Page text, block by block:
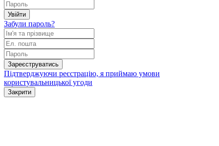
Увійти
Забули пароль?
Зареєструватись
Підтверджуючи реєстрацію, я приймаю умови
користувальницької угоди
Закрити